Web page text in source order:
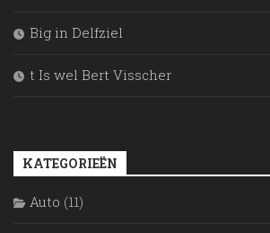
Big in Delfziel
t Is wel Bert Visscher
KATEGORIEËN
Auto (11)